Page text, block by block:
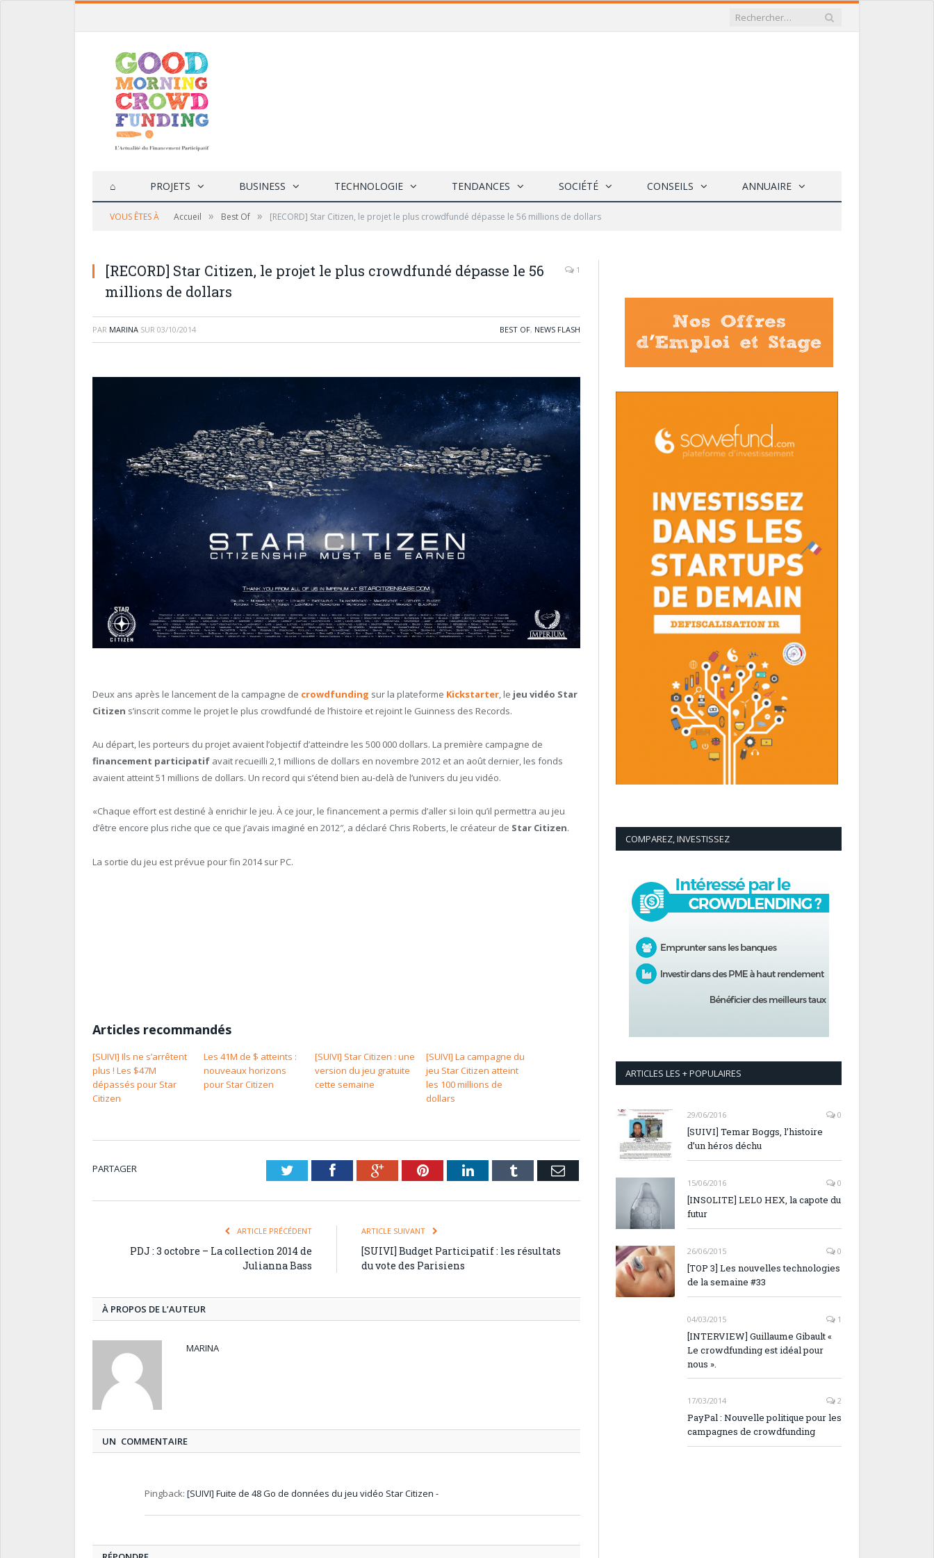
⌂ PROJETS BUSINESS TECHNOLOGIE TENDANCES SOCIÉTÉ CONSEILS ANNUAIRE
VOUS ÊTES À Accueil » Best Of » [RECORD] Star Citizen, le projet le plus crowdfundé dépasse le 56 millions de dollars
[RECORD] Star Citizen, le projet le plus crowdfundé dépasse le 56
millions de dollars
1
PAR MARINA SUR 03/10/2014 BEST OF, NEWS FLASH
Deux ans après le lancement de la campagne de crowdfunding sur la plateforme Kickstarter, le jeu vidéo Star
Citizen s’inscrit comme le projet le plus crowdfundé de l’histoire et rejoint le Guinness des Records.
Au départ, les porteurs du projet avaient l’objectif d’atteindre les 500 000 dollars. La première campagne de
financement participatif avait recueilli 2,1 millions de dollars en novembre 2012 et an août dernier, les fonds
avaient atteint 51 millions de dollars. Un record qui s’étend bien au-delà de l’univers du jeu vidéo.
«Chaque effort est destiné à enrichir le jeu. À ce jour, le financement a permis d’aller si loin qu’il permettra au jeu
d’être encore plus riche que ce que j’avais imaginé en 2012″, a déclaré Chris Roberts, le créateur de Star Citizen.
La sortie du jeu est prévue pour fin 2014 sur PC.
Articles recommandés
[SUIVI] Ils ne s’arrêtent
plus ! Les $47M
dépassés pour Star
Citizen
Les 41M de $ atteints :
nouveaux horizons
pour Star Citizen
[SUIVI] Star Citizen : une
version du jeu gratuite
cette semaine
[SUIVI] La campagne du
jeu Star Citizen atteint
les 100 millions de
dollars
PARTAGER TwitterFacebookGoogle+PinterestLinkedInTumblr Email
ARTICLE PRÉCÉDENT
PDJ : 3 octobre – La collection 2014 de
Julianna Bass
ARTICLE SUIVANT
[SUIVI] Budget Participatif : les résultats
du vote des Parisiens
À PROPOS DE L’AUTEUR
MARINA
UN COMMENTAIRE
Pingback: [SUIVI] Fuite de 48 Go de données du jeu vidéo Star Citizen -
COMPAREZ, INVESTISSEZ
ARTICLES LES + POPULAIRES
29/06/2016 0
[SUIVI] Temar Boggs, l’histoire
d’un héros déchu
15/06/2016 0
[INSOLITE] LELO HEX, la capote du
futur
26/06/2015 0
[TOP 3] Les nouvelles technologies
de la semaine #33
04/03/2015 1
[INTERVIEW] Guillaume Gibault «
Le crowdfunding est idéal pour
nous ».
17/03/2014 2
PayPal : Nouvelle politique pour les
campagnes de crowdfunding